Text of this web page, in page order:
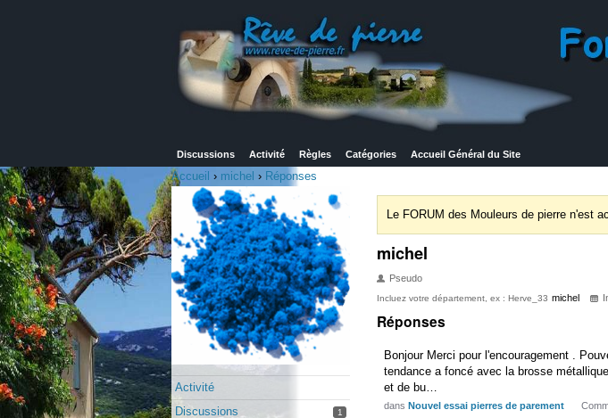
Discussions Activité Règles Catégories Accueil Général du Site
Accueil › michel › Réponses
Activité
Discussions
1
Le FORUM des Mouleurs de pierre n'est
michel
Pseudo
Incluez votre département, ex : Herve_33 michel
Réponses
Bonjour Merci pour l'encouragement .
tendance a foncé avec la brosse
et de bu…
dans Nouvel essai pierres de parement